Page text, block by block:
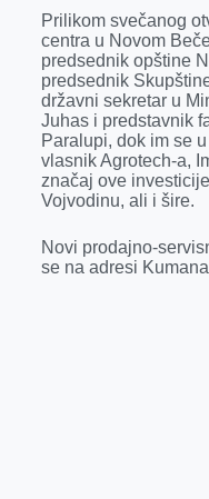
Prilikom svečanog
centra u Novom
predsednik opštine
predsednik
državni sekretar u
Juhas i predstavnik
Paralupi, dok im se
vlasnik Agrotech-a,
značaj ove
Vojvodinu, ali i šire.
Novi prodajno-
se na adresi